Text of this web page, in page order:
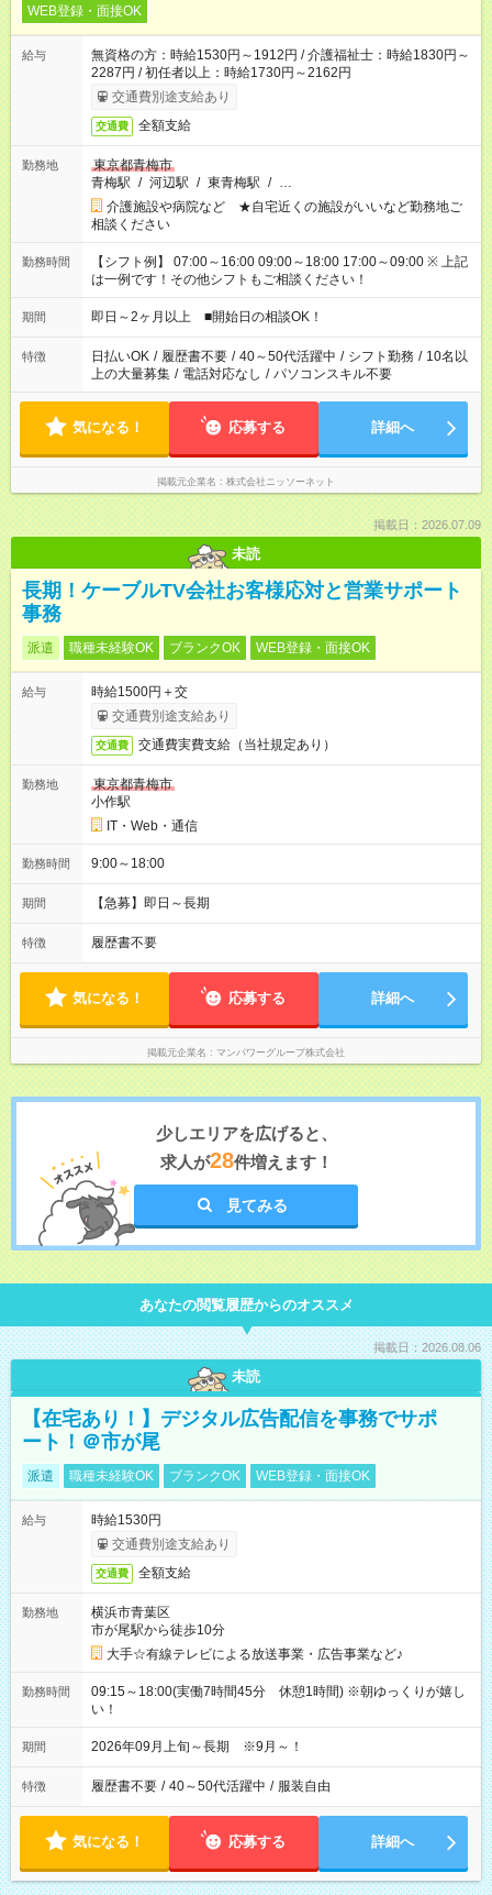
WEB登録・面接OK
給与
無資格の方：時給1530円～1912円 / 介護福祉士：時給1830円～
2287円 / 初任者以上：時給1730円～2162円
交通費別途支給あり
交通費 全額支給
勤務地
東京都青梅市
青梅駅 / 河辺駅 / 東青梅駅 / …
介護施設や病院など ★自宅近くの施設がいいなど勤務地ご
相談ください
勤務時間
【シフト例】 07:00～16:00 09:00～18:00 17:00～09:00 ※ 上記
は一例です！その他シフトもご相談ください！
期間 即日～2ヶ月以上 ■開始日の相談OK！
特徴 日払いOK / 履歴書不要 / 40～50代活躍中 / シフト勤務 / 10名以
上の大量募集 / 電話対応なし / パソコンスキル不要
気になる！ 応募する 詳細へ
掲載元企業名 株式会社ニッソーネット
掲載日：2026.07.09
未読
長期！ケーブルTV会社お客様応対と営業サポート
事務
派遣 職種未経験OK ブランクOK WEB登録・面接OK
給与
時給1500円＋交
交通費別途支給あり
交通費 交通費実費支給（当社規定あり）
勤務地
東京都青梅市
小作駅
IT・Web・通信
勤務時間 9:00～18:00
期間 【急募】即日～長期
特徴 履歴書不要
気になる！ 応募する 詳細へ
掲載元企業名 マンパワーグループ株式会社
少しエリアを広げると、
求人が28件増えます！
見てみる
あなたの閲覧履歴からのオススメ
掲載日：2026.08.06
未読
【在宅あり！】デジタル広告配信を事務でサポ
ート！＠市が尾
派遣 職種未経験OK ブランクOK WEB登録・面接OK
給与
時給1530円
交通費別途支給あり
交通費 全額支給
勤務地
横浜市青葉区
市が尾駅から徒歩10分
大手☆有線テレビによる放送事業・広告事業など♪
勤務時間
09:15～18:00(実働7時間45分 休憩1時間) ※朝ゆっくりが嬉し
い！
期間 2026年09月上旬～長期 ※9月～！
特徴 履歴書不要 / 40～50代活躍中 / 服装自由
気になる！ 応募する 詳細へ